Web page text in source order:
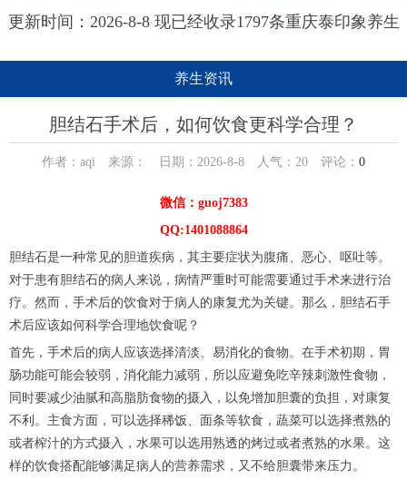
更新时间：2026-8-8 现已经收录1797条重庆泰印象养生
养生资讯
胆结石手术后，如何饮食更科学合理？
作者：aqi 来源： 日期：2026-8-8 人气： 20 评论： 0
微信：guoj7383
QQ:1401088864
胆结石是一种常见的胆道疾病，其主要症状为腹痛、恶心、呕吐等。
对于患有胆结石的病人来说，病情严重时可能需要通过手术来进行治
疗。然而，手术后的饮食对于病人的康复尤为关键。那么，胆结石手
术后应该如何科学合理地饮食呢？
首先，手术后的病人应该选择清淡、易消化的食物。在手术初期，胃
肠功能可能会较弱，消化能力减弱，所以应避免吃辛辣刺激性食物，
同时要减少油腻和高脂肪食物的摄入，以免增加胆囊的负担，对康复
不利。主食方面，可以选择稀饭、面条等软食，蔬菜可以选择煮熟的
或者榨汁的方式摄入，水果可以选用熟透的烤过或者煮熟的水果。这
样的饮食搭配能够满足病人的营养需求，又不给胆囊带来压力。